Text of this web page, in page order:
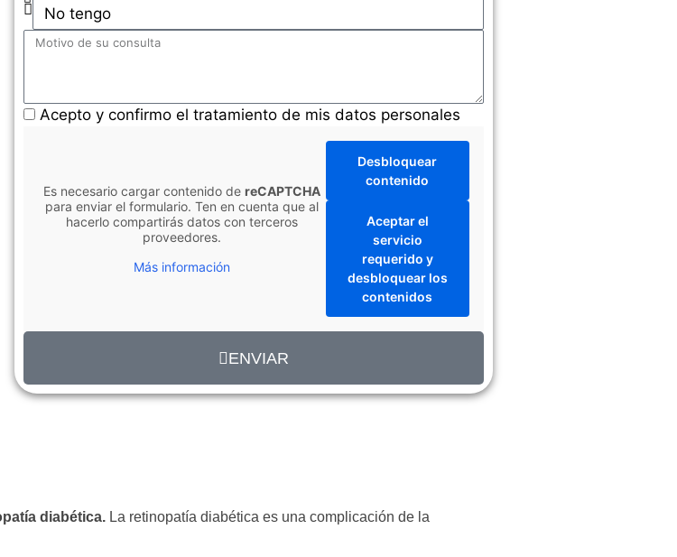
Acepto y confirmo el tratamiento de mis datos personales
Es necesario cargar contenido de reCAPTCHA
para enviar el formulario. Ten en cuenta que al
hacerlo compartirás datos con terceros
proveedores.
Más información
Desbloquear
contenido
Aceptar el
servicio
requerido y
desbloquear los
contenidos
ENVIAR
diabética. La retinopatía diabética es una complicación de la